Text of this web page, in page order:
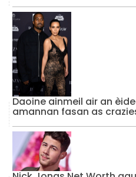
Daoine ainmeil air an
amannan fasan as